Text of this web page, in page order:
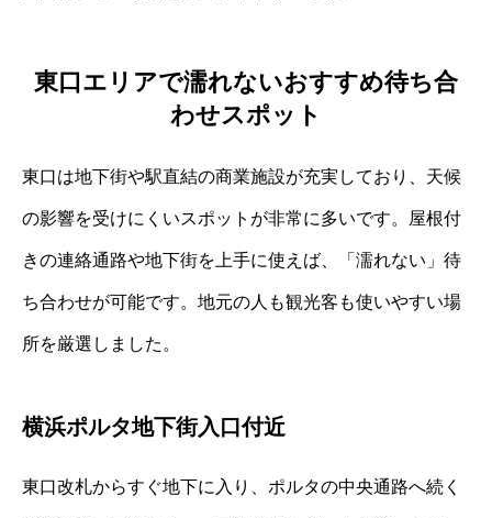
東口エリアで濡れないおすすめ待ち合
わせスポット
東口は地下街や駅直結の商業施設が充実しており、天候
の影響を受けにくいスポットが非常に多いです。屋根付
きの連絡通路や地下街を上手に使えば、「濡れない」待
ち合わせが可能です。地元の人も観光客も使いやすい場
所を厳選しました。
横浜ポルタ地下街入口付近
東口改札からすぐ地下に入り、ポルタの中央通路へ続く